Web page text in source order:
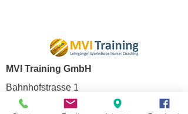
MVI Training GmbH
Bahnhofstrasse 1
8610 Uster